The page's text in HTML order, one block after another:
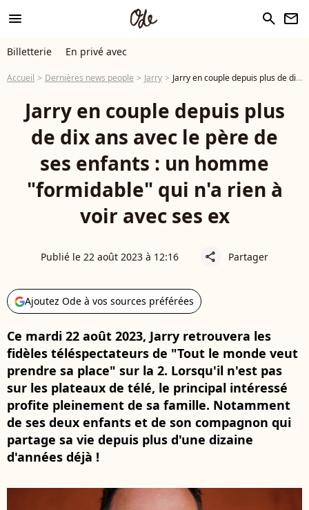
menu search newsletter
Billetterie En privé avec
Accueil Dernières news people Jarry Jarry en couple depuis plus de dix ans avec le père de ses enfants : un homme "formidable" qui n'a rien à voir avec ses ex
Jarry en couple depuis plus
de dix ans avec le père de
ses enfants : un homme
"formidable" qui n'a rien à
voir avec ses ex
Publié le 22 août 2023 à 12:16 share Partager
Ajoutez Ode à vos sources préférées
Ce mardi 22 août 2023, Jarry retrouvera les
fidèles téléspectateurs de "Tout le monde veut
prendre sa place" sur la 2. Lorsqu'il n'est pas
sur les plateaux de télé, le principal intéressé
profite pleinement de sa famille. Notamment
de ses deux enfants et de son compagnon qui
partage sa vie depuis plus d'une dizaine
d'années déjà !